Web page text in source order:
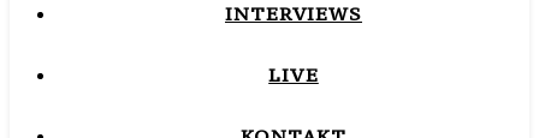
INTERVIEWS
LIVE